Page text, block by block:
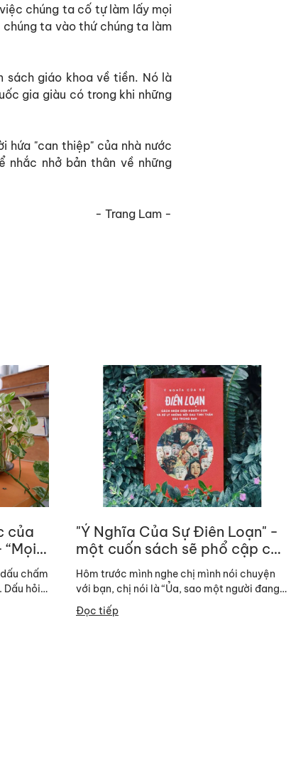
chúng ta cố tự làm lấy mọi
ta vào thứ chúng ta làm
sách giáo khoa về tiền. Nó là
gia giàu có trong khi những
hứa "can thiệp" của nhà nước
nhắc nhở bản thân về những
- Trang Lam -
của
chấm
Dấu hỏi
"Ý Nghĩa Của Sự Điên Loạn" -
một cuốn sách sẽ phổ cập cho
mọi người hiểu về sự nghiêm
trọng của các bệnh tâm lý
Hôm trước mình nghe chị mình nói chuyện
với bạn, chị nói là “Ủa, sao một người đang
vui vẻ phơi phới vậy lại trầm cảm...
Đọc tiếp